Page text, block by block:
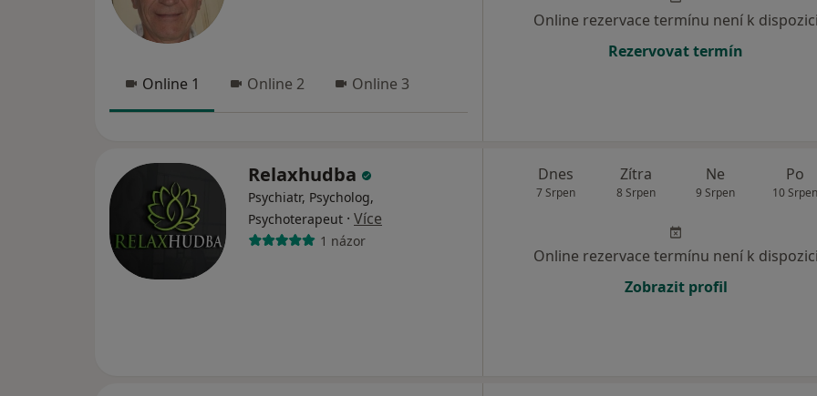
Online 1 Online 2 Online 3
Online rezervace termínu není k dispozici
Rezervovat termín
Relaxhudba
Psychiatr, Psycholog,
Psychoterapeut · Více
1 názor
Dnes
7 Srpen
Zítra
8 Srpen
Ne
9 Srpen
Po
10 Srpen
Online rezervace termínu není k dispozici
Zobrazit profil